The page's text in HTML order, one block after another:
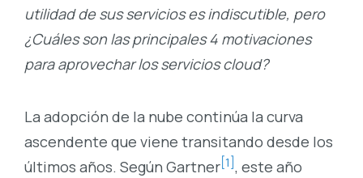
utilidad de sus servicios es indiscutible, pero
¿Cuáles son las principales 4 motivaciones
para aprovechar los servicios cloud?
La adopción de la nube continúa la curva
ascendente que viene transitando desde los
últimos años. Según Gartner[1], este año